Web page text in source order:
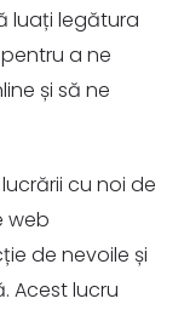
luați legătura
a ne
și să ne
cu noi de
web
de nevoile și
Acest lucru